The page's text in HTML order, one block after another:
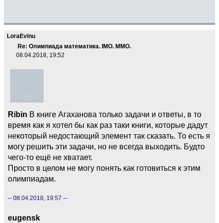
LoraEvinu
Re: Олимпиада математика. IMO. ММО.
08.04.2018, 19:52
Ribin В книге Агаханова только задачи и ответы, в то
время как я хотел бы как раз таки книги, которые дадут
некоторый недостающий элемент так сказать. То есть я
могу решить эти задачи, но не всегда выходить. Будто
чего-то ещё не хватает.
Просто в целом не могу понять как готовиться к этим
олимпиадам.
-- 08.04.2018, 19:57 --
eugensk